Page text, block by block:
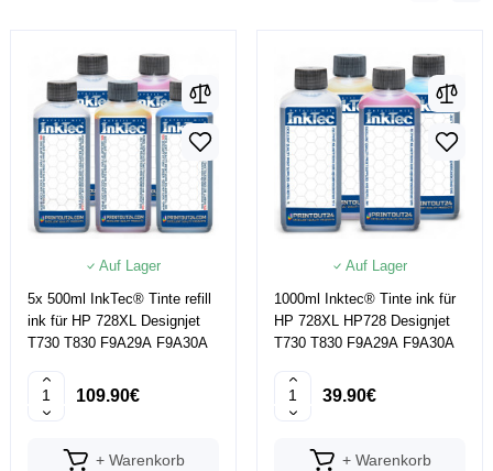
Auf Lager
5x 500ml InkTec® Tinte refill
ink für HP 728XL Designjet
T730 T830 F9A29A F9A30A
109.90€
+ Warenkorb
Auf Lager
1000ml Inktec® Tinte ink für
HP 728XL HP728 Designjet
T730 T830 F9A29A F9A30A
39.90€
+ Warenkorb